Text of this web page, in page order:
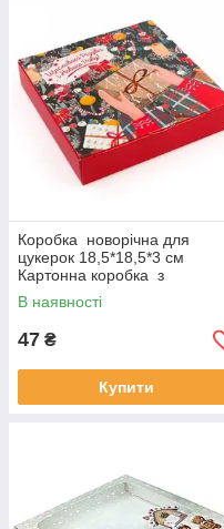
Коробка новорічна для
цукерок 18,5*18,5*3 см
Картонна коробка з
ложементом на 16 цукерок.
В наявності
47 ₴
Купити